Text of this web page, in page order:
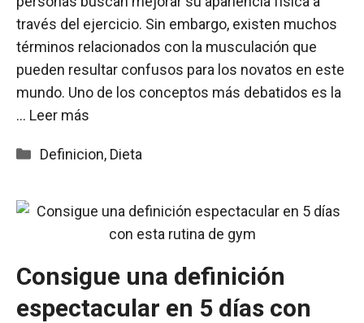
través del ejercicio. Sin embargo, existen muchos
términos relacionados con la musculación que
pueden resultar confusos para los novatos en este
mundo. Uno de los conceptos más debatidos es la
… Leer más
Categorías
Definicion, Dieta
Consigue una definición
espectacular en 5 días con